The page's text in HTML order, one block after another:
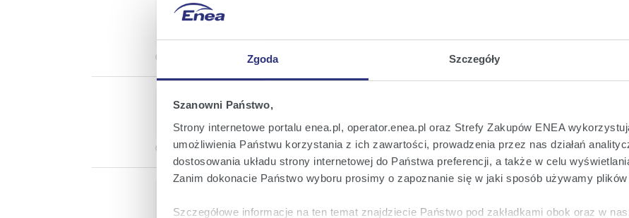
Zgoda Szczegóły
Szanowni Państwo,
Strony internetowe portalu enea.pl, operator.enea.pl oraz Strefy Zakupów ENEA
umożliwienia Państwu korzystania z ich zawartości, prowadzenia przez nas działań
dostosowania układu strony internetowej do Państwa preferencji, a także w celu
Zanim dokonacie Państwo wyboru prosimy o zapoznanie się w jaki sposób używamy
Szczegółowe informacje na ten temat znajdziecie Państwo pod zakładkami obok oraz w
26
cze
2025
Decyzja Zwyczajnego Walnego Zgromadzenia Enea S.A.
dywidendy za 2024 r.
18
2025
20:15
Projekty uchwał Akcjonariusza do rozszerzonego
Walnego Zgromadzenia Enea S.A. zwołanego na dzień 26
cze
Raport bieżący nr 20/2025
Rozszerzenie na wniosek Akcjonariusza porządku obrad